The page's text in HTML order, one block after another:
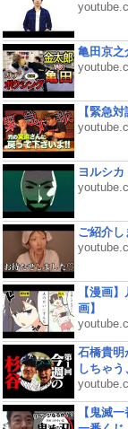
亀田京之
【緊急
ヨルシ
ご紹介し
【漫画
画】
石橋貴明
しちゃ
【鬼滅